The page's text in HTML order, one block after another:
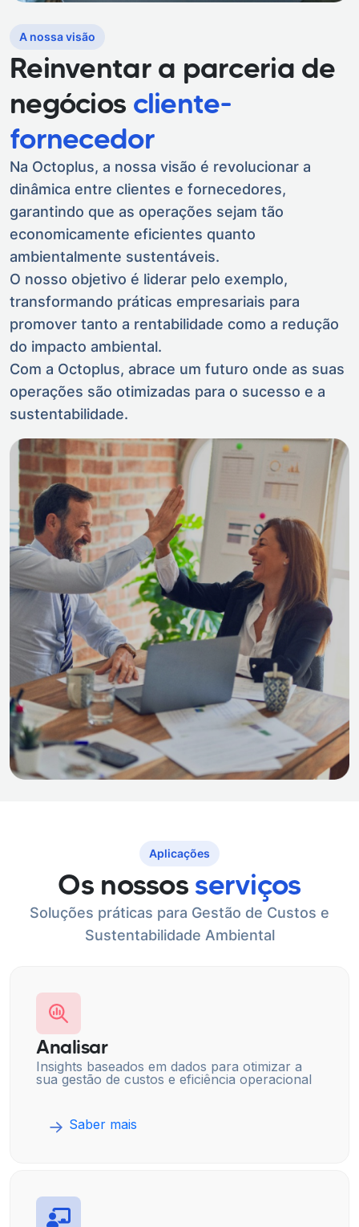
A nossa visão
Reinventar a parceria de
negócios cliente-
fornecedor
Na Octoplus, a nossa visão é revolucionar a
dinâmica entre clientes e fornecedores,
garantindo que as operações sejam tão
economicamente eficientes quanto
ambientalmente sustentáveis.
O nosso objetivo é liderar pelo exemplo,
transformando práticas empresariais para
promover tanto a rentabilidade como a redução
do impacto ambiental.
Com a Octoplus, abrace um futuro onde as suas
operações são otimizadas para o sucesso e a
sustentabilidade.
Aplicações
Os nossos serviços
Soluções práticas para Gestão de Custos e
Sustentabilidade Ambiental
Analisar
Insights baseados em dados para otimizar a
sua gestão de custos e eficiência operacional
Saber mais